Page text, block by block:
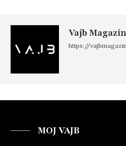
Vajb Magazin
https://
MOJ VAJB